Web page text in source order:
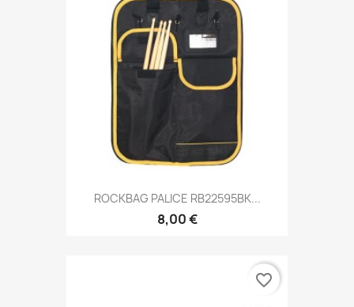
ROCKBAG PALICE RB22595BK...
8,00 €
favorite_border